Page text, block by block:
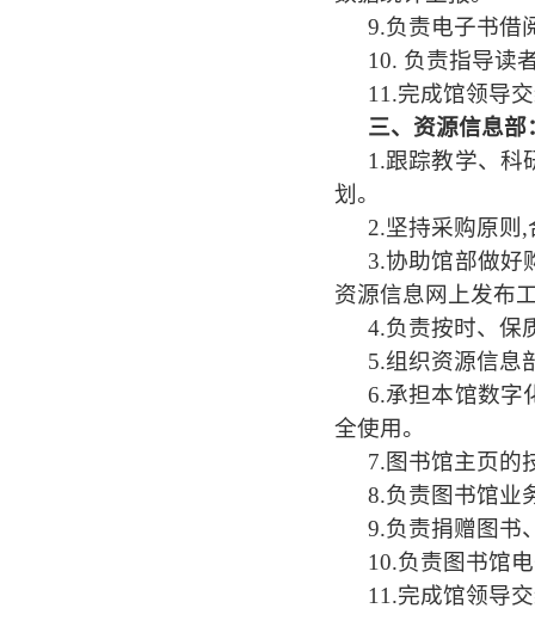
9.负责电子书借
10. 负责指导读
11.完成馆领导
三、资源信息部
1.跟踪教学、科
划。
2.坚持采购原则
3.协助馆部做好
资源信息网上发布
4.负责按时、保
5.组织资源信息
6.承担本馆数字
全使用。
7.图书馆主页的
8.负责图书馆业
9.负责捐赠图书
10.负责图书馆
11.完成馆领导